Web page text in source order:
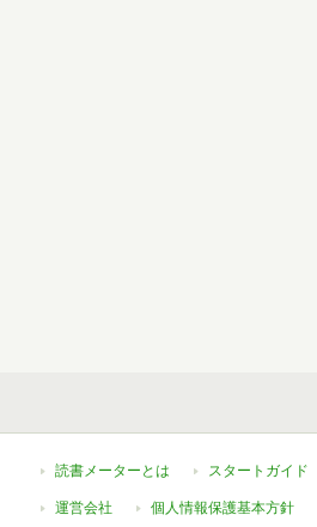
読書メーターとは スタートガイド
運営会社 個人情報保護基本方針